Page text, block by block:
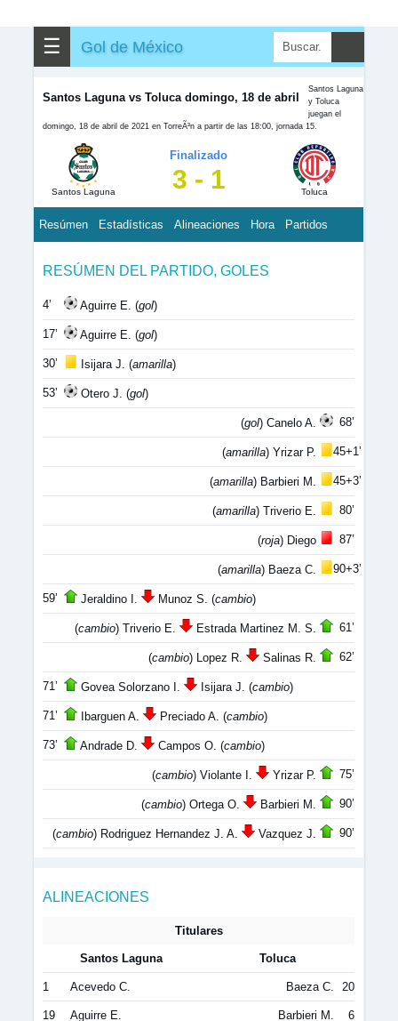
☰ Gol de México
Santos Laguna vs Toluca domingo, 18 de abril
Santos Laguna
y Toluca
juegan el
domingo, 18 de abril de 2021 en TorreÃ³n a partir de las 18:00, jornada 15.
Santos Laguna
Finalizado
3 - 1 Toluca
Resúmen Estadísticas Alineaciones Hora Partidos
RESÚMEN DEL PARTIDO, GOLES
4’ Aguirre E. (gol)
17’ Aguirre E. (gol)
30’ Isijara J. (amarilla)
53’ Otero J. (gol)
(gol) Canelo A. 68’
(amarilla) Yrizar P. 45+1’
(amarilla) Barbieri M. 45+3’
(amarilla) Triverio E. 80’
(roja) Diego 87’
(amarilla) Baeza C. 90+3’
59’ Jeraldino I. Munoz S. (cambio)
(cambio) Triverio E. Estrada Martinez M. S. 61’
(cambio) Lopez R. Salinas R. 62’
71’ Govea Solorzano I. Isijara J. (cambio)
71’ Ibarguen A. Preciado A. (cambio)
73’ Andrade D. Campos O. (cambio)
(cambio) Violante I. Yrizar P. 75’
(cambio) Ortega O. Barbieri M. 90’
(cambio) Rodriguez Hernandez J. A. Vazquez J. 90’
ALINEACIONES
Titulares
Santos Laguna Toluca
1 Acevedo C. Baeza C. 20
19 Aguirre E. Barbieri M. 6